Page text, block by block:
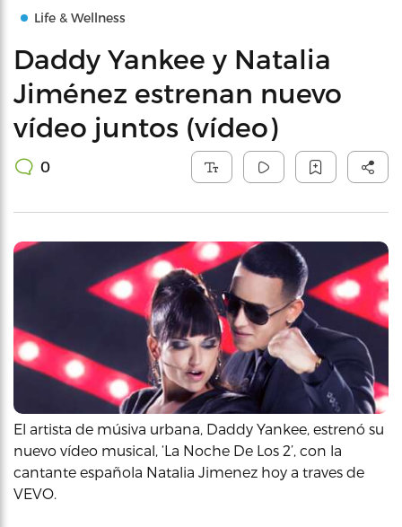
Life & Wellness
Daddy Yankee y Natalia
Jiménez estrenan nuevo
vídeo juntos (vídeo)
0
El artista de músiva urbana, Daddy Yankee, estrenó su
nuevo vídeo musical, ‘La Noche De Los 2’, con la
cantante española Natalia Jimenez hoy a traves de
VEVO.